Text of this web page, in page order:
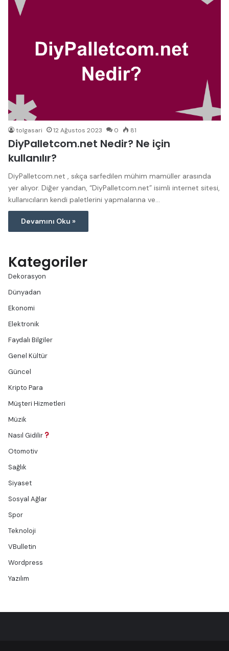
tolgasari 12 Ağustos 2023 0 81
DiyPalletcom.net Nedir? Ne için
kullanılır?
DiyPalletcom.net , sıkça sarfedilen mühim mamüller arasında
yer alıyor. Diğer yandan, “DiyPalletcom.net” isimli internet sitesi,
kullanıcıların kendi paletlerini yapmalarına ve…
Devamını Oku »
Kategoriler
Dekorasyon
Dünyadan
Ekonomi
Elektronik
Faydalı Bilgiler
Genel Kültür
Güncel
Kripto Para
Müşteri Hizmetleri
Müzik
Nasıl Gidilir
Otomotiv
Sağlık
Siyaset
Sosyal Ağlar
Spor
Teknoloji
VBulletin
Wordpress
Yazılım